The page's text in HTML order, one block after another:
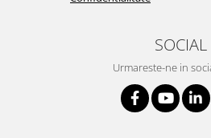
SOCIAL
Urmareste-ne in